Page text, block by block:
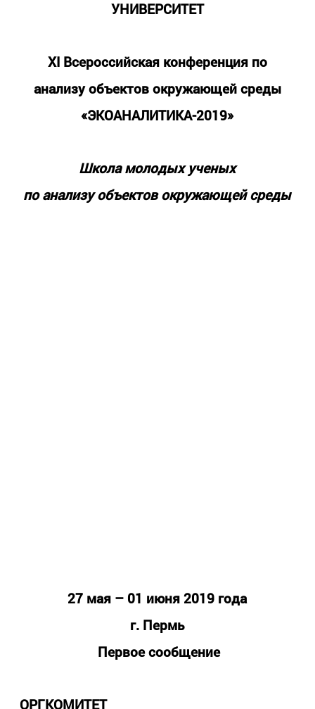
УНИВЕРСИТЕТ
XI Всероссийская конференция по
анализу объектов окружающей среды
«ЭКОАНАЛИТИКА-2019»
Школа молодых ученых
по анализу объектов окружающей среды
27 мая – 01 июня 2019 года
г. Пермь
Первое сообщение
ОРГКОМИТЕТ